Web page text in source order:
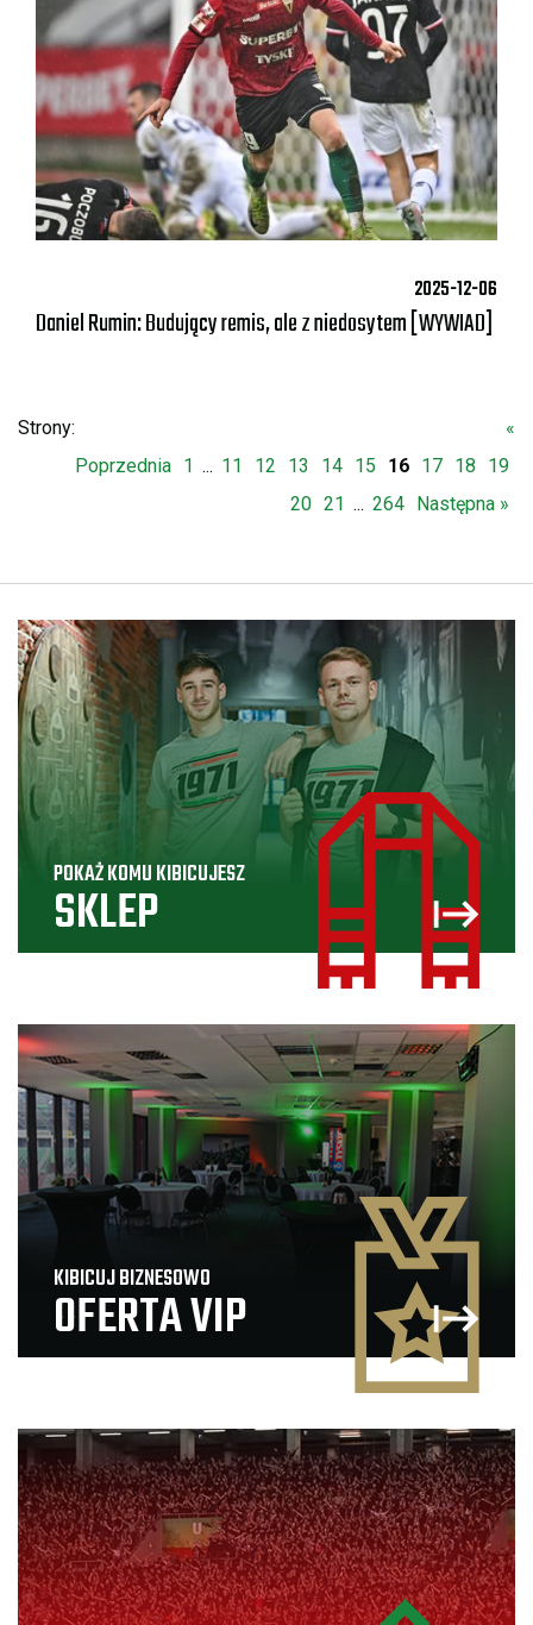
2025-12-06
Daniel Rumin: Budujący remis, ale z niedosytem [WYWIAD]
Strony:
«
Poprzednia 1 ... 11 12 13 14 15 16 17 18
19
20 21 ... 264 Następna »
POKAŻ KOMU KIBICUJESZ
SKLEP
KIBICUJ BIZNESOWO
OFERTA VIP